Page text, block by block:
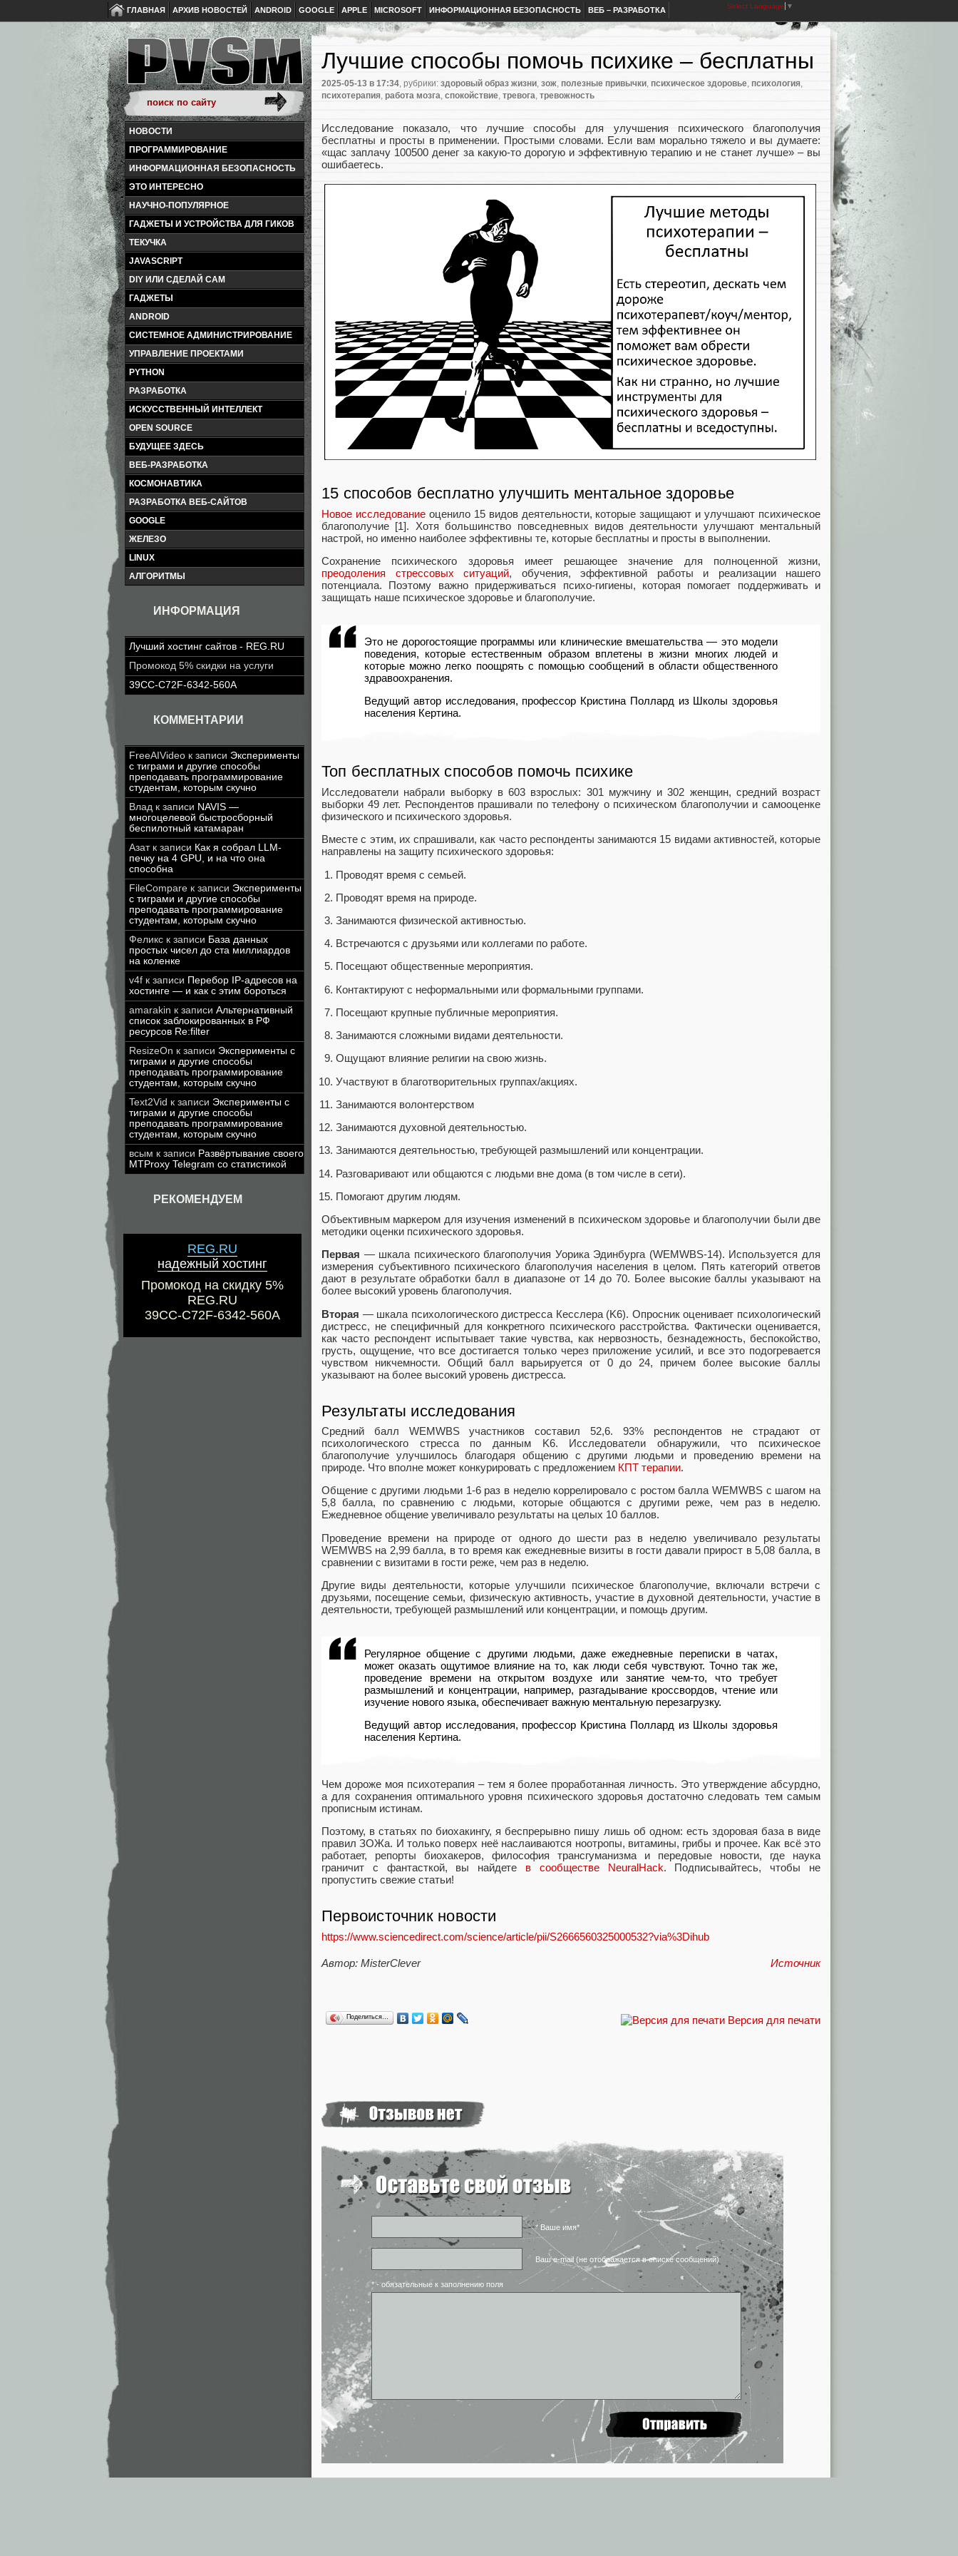
ГЛАВНАЯ АРХИВ НОВОСТЕЙ ANDROID GOOGLE APPLE MICROSOFT ИНФОРМАЦИОННАЯ БЕЗОПАСНОСТЬ ВЕБ – РАЗРАБОТКА Select Language ▼
НОВОСТИ
ПРОГРАММИРОВАНИЕ
ИНФОРМАЦИОННАЯ БЕЗОПАСНОСТЬ
ЭТО ИНТЕРЕСНО
НАУЧНО-ПОПУЛЯРНОЕ
ГАДЖЕТЫ И УСТРОЙСТВА ДЛЯ ГИКОВ
ТЕКУЧКА
JAVASCRIPT
DIY ИЛИ СДЕЛАЙ САМ
ГАДЖЕТЫ
ANDROID
СИСТЕМНОЕ АДМИНИСТРИРОВАНИЕ
УПРАВЛЕНИЕ ПРОЕКТАМИ
PYTHON
РАЗРАБОТКА
ИСКУССТВЕННЫЙ ИНТЕЛЛЕКТ
OPEN SOURCE
БУДУЩЕЕ ЗДЕСЬ
ВЕБ-РАЗРАБОТКА
КОСМОНАВТИКА
РАЗРАБОТКА ВЕБ-САЙТОВ
GOOGLE
ЖЕЛЕЗО
LINUX
АЛГОРИТМЫ
ИНФОРМАЦИЯ
Лучший хостинг сайтов - REG.RU
Промокод 5% скидки на услуги
39CC-C72F-6342-560A
КОММЕНТАРИИ
FreeAIVideo к записи Эксперименты
с тиграми и другие способы
преподавать программирование
студентам, которым скучно
Влад к записи NAVIS —
многоцелевой быстросборный
беспилотный катамаран
Азатк записи Как я собрал LLM-
печку на 4 GPU, и на что она
способна
FileCompare к записи Эксперименты
с тиграми и другие способы
преподавать программирование
студентам, которым скучно
Феликс к записи База данных
простых чисел до ста миллиардов
на коленке
v4f к записи Перебор IP-адресов на
хостинге — и как с этим бороться
amarakin к записи Альтернативный
список заблокированных в РФ
ресурсов Re:filter
ResizeOn к записи Эксперименты с
тиграми и другие способы
преподавать программирование
студентам, которым скучно
Text2Vid к записи Эксперименты с
тиграми и другие способы
преподавать программирование
студентам, которым скучно
всым к записи Развёртывание своего
MTProxy Telegram со статистикой
РЕКОМЕНДУЕМ
REG.RU
надежный хостинг
Промокод на скидку 5%
REG.RU
39CC-C72F-6342-560A
Лучшие способы помочь психике – бесплатны
2025-05-13 в 17:34, рубрики: здоровый образ жизни, зож, полезные привычки, психическое здоровье, психология,
психотерапия, работа мозга, спокойствие, тревога, тревожность
Исследование показало, что лучшие способы для улучшения психического благополучия
бесплатны и просты в применении. Простыми словами. Если вам морально тяжело и вы думаете:
«щас заплачу 100500 денег за какую-то дорогую и эффективную терапию и не станет лучше» – вы
ошибаетесь.
15 способов бесплатно улучшить ментальное здоровье
Новое исследованиеоценило 15 видов деятельности, которые защищают и улучшают психическое
благополучие [1]. Хотя большинство повседневных видов деятельности улучшают ментальный
настрой, но именно наиболее эффективны те, которые бесплатны и просты в выполнении.
Сохранение психического здоровья имеет решающее значение для полноценной жизни,
преодоления стрессовых ситуаций, обучения, эффективной работы и реализации нашего
потенциала. Поэтому важно придерживаться психо-гигиены, которая помогает поддерживать и
защищать наше психическое здоровье и благополучие.
Это не дорогостоящие программы или клинические вмешательства — это модели
поведения, которые естественным образом вплетены в жизни многих людей и
которые можно легко поощрять с помощью сообщений в области общественного
здравоохранения.
Ведущий автор исследования, профессор Кристина Поллард из Школы здоровья
населения Кертина.
Топ бесплатных способов помочь психике
Исследователи набрали выборку в 603 взрослых: 301 мужчину и 302 женщин, средний возраст
выборки 49 лет. Респондентов прашивали по телефону о психическом благополучии и самооценке
физического и психического здоровья.
Вместе с этим, их спрашивали, как часто респонденты занимаются 15 видами активностей, которые
направлены на защиту психического здоровья:
Проводят время с семьей.
Проводят время на природе.
Занимаются физической активностью.
Встречаются с друзьями или коллегами по работе.
Посещают общественные мероприятия.
Контактируют с неформальными или формальными группами.
Посещают крупные публичные мероприятия.
Занимаются сложными видами деятельности.
Ощущают влияние религии на свою жизнь.
Участвуют в благотворительных группах/акциях.
Занимаются волонтерством
Занимаются духовной деятельностью.
Занимаются деятельностью, требующей размышлений или концентрации.
Разговаривают или общаются с людьми вне дома (в том числе в сети).
Помогают другим людям.
Объективным маркером для изучения изменений в психическом здоровье и благополучии были две
методики оценки психического здоровья.
Первая — шкала психического благополучия Уорика Эдинбурга (WEMWBS-14). Используется для
измерения субъективного психического благополучия населения в целом. Пять категорий ответов
дают в результате обработки балл в диапазоне от 14 до 70. Более высокие баллы указывают на
более высокий уровень благополучия.
Вторая — шкала психологического дистресса Кесслера (K6). Опросник оценивает психологический
дистресс, не специфичный для конкретного психического расстройства. Фактически оценивается,
как часто респондент испытывает такие чувства, как нервозность, безнадежность, беспокойство,
грусть, ощущение, что все достигается только через приложение усилий, и все это подогревается
чувством никчемности. Общий балл варьируется от 0 до 24, причем более высокие баллы
указывают на более высокий уровень дистресса.
Результаты исследования
Средний балл WEMWBS участников составил 52,6. 93% респондентов не страдают от
психологического стресса по данным K6. Исследователи обнаружили, что психическое
благополучие улучшилось благодаря общению с другими людьми и проведению времени на
природе. Что вполне может конкурировать с предложением КПТ терапии.
Общение с другими людьми 1-6 раз в неделю коррелировало с ростом балла WEMWBS с шагом на
5,8 балла, по сравнению с людьми, которые общаются с другими реже, чем раз в неделю.
Ежедневное общение увеличивало результаты на целых 10 баллов.
Проведение времени на природе от одного до шести раз в неделю увеличивало результаты
WEMWBS на 2,99 балла, в то время как ежедневные визиты в гости давали прирост в 5,08 балла, в
сравнении с визитами в гости реже, чем раз в неделю.
Другие виды деятельности, которые улучшили психическое благополучие, включали встречи с
друзьями, посещение семьи, физическую активность, участие в духовной деятельности, участие в
деятельности, требующей размышлений или концентрации, и помощь другим.
Регулярное общение с другими людьми, даже ежедневные переписки в чатах,
может оказать ощутимое влияние на то, как люди себя чувствуют. Точно так же,
проведение времени на открытом воздухе или занятие чем-то, что требует
размышлений и концентрации, например, разгадывание кроссвордов, чтение или
изучение нового языка, обеспечивает важную ментальную перезагрузку.
Ведущий автор исследования, профессор Кристина Поллард из Школы здоровья
населения Кертина.
Чем дороже моя психотерапия – тем я более проработанная личность. Это утверждение абсурдно,
а для сохранения оптимального уровня психического здоровья достаточно следовать тем самым
прописным истинам.
Поэтому, в статьях по биохакингу, я беспрерывно пишу лишь об одном: есть здоровая база в виде
правил ЗОЖа. И только поверх неё наслаиваются ноотропы, витамины, грибы и прочее. Как всё это
работает, репорты биохакеров, философия трансгуманизма и передовые новости, где наука
граничит с фантасткой, вы найдете в сообществе NeuralHack. Подписывайтесь, чтобы не
пропустить свежие статьи!
Первоисточник новости
https://www.sciencedirect.com/science/article/pii/S2666560325000532?via%3Dihub
Автор: MisterClever Источник
Версия для печати
Поделиться…
* Ваше имя*
Ваш e-mail (не отображается в списке сообщений)
* - обязательные к заполнению поля